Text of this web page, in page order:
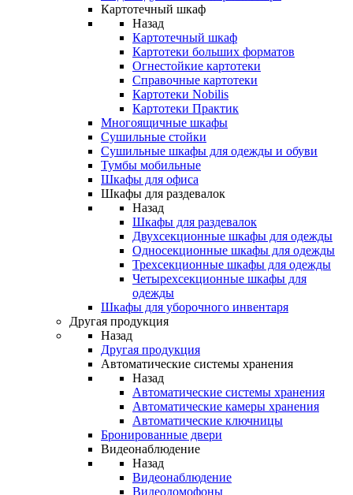
Картотечный шкаф
Назад
Картотечный шкаф
Картотеки больших форматов
Огнестойкие картотеки
Справочные картотеки
Картотеки Nobilis
Картотеки Практик
Многоящичные шкафы
Сушильные стойки
Сушильные шкафы для одежды и обуви
Тумбы мобильные
Шкафы для офиса
Шкафы для раздевалок
Назад
Шкафы для раздевалок
Двухсекционные шкафы для одежды
Односекционные шкафы для одежды
Трехсекционные шкафы для одежды
Четырехсекционные шкафы для
одежды
Шкафы для уборочного инвентаря
Другая продукция
Назад
Другая продукция
Автоматические системы хранения
Назад
Автоматические системы хранения
Автоматические камеры хранения
Автоматические ключницы
Бронированные двери
Видеонаблюдение
Назад
Видеонаблюдение
Видеодомофоны